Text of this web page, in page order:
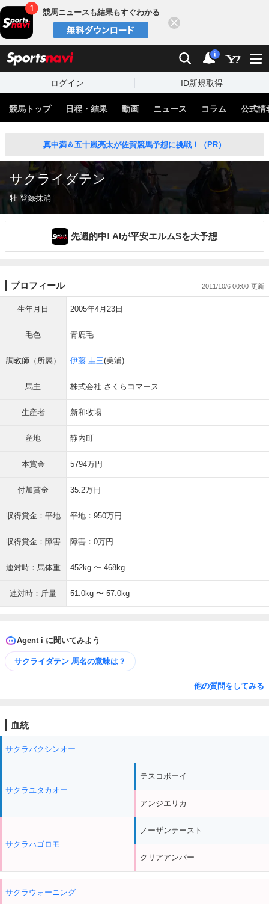
競馬ニュースも結果もすぐわかる
検索 通知
i
ログイン ID新規取得
競馬トップ 日程・結果 動画 ニュース コラム 公式情
真中満＆五十嵐亮太が佐賀競馬予想に挑戦！（PR）
サクライダテン
牡 登録抹消
先週的中! AIが平安エルムSを大予想
プロフィール 2011/10/6 00:00
生年月日 2005年4月23日
毛色 青鹿毛
調教師（所属） 伊藤 圭三(美浦)
馬主 株式会社 さくらコマース
生産者 新和牧場
産地 静内町
本賞金 5794万円
付加賞金 35.2万円
収得賞金：平地 平地：950万円
収得賞金：障害 障害：0万円
連対時：馬体重 452kg 〜 468kg
連対時：斤量 51.0kg 〜 57.0kg
Agent i に聞いてみよう
サクライダテン 馬名の意味は？
他の質問をしてみる
血統
サクラバクシンオー
サクラユタカオー
サクラハゴロモ
テスコボーイ
アンジエリカ
ノーザンテースト
クリアアンバー
サクラウォーニング